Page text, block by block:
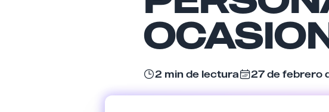
2 min de lectura 27 de febrero
Tu